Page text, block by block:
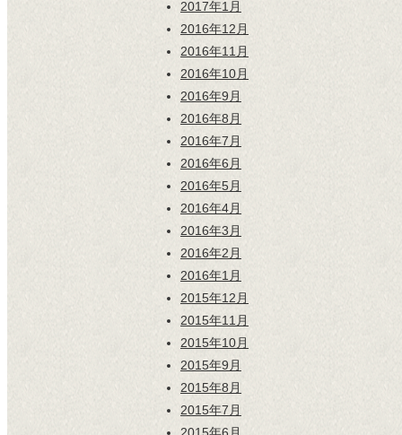
2017年1月
2016年12月
2016年11月
2016年10月
2016年9月
2016年8月
2016年7月
2016年6月
2016年5月
2016年4月
2016年3月
2016年2月
2016年1月
2015年12月
2015年11月
2015年10月
2015年9月
2015年8月
2015年7月